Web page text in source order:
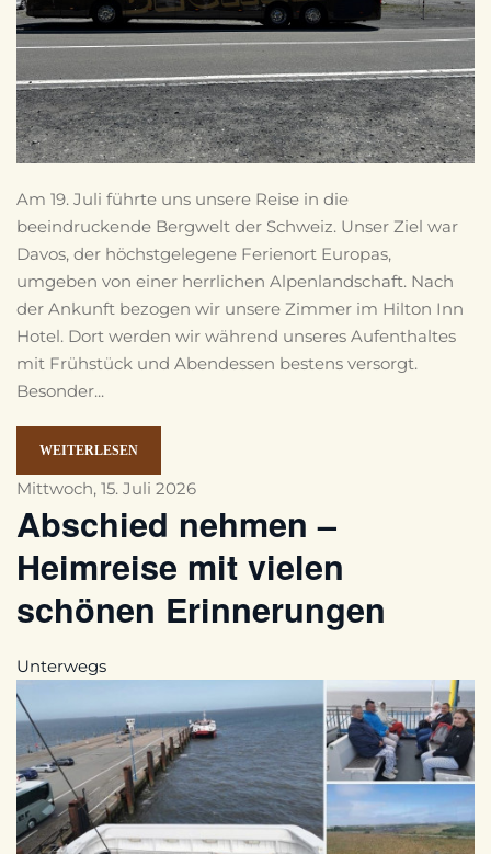
Am 19. Juli führte uns unsere Reise in die
beeindruckende Bergwelt der Schweiz. Unser Ziel war
Davos, der höchstgelegene Ferienort Europas,
umgeben von einer herrlichen Alpenlandschaft. Nach
der Ankunft bezogen wir unsere Zimmer im Hilton Inn
Hotel. Dort werden wir während unseres Aufenthaltes
mit Frühstück und Abendessen bestens versorgt.
Besonder...
WEITERLESEN
Mittwoch, 15. Juli 2026
Abschied nehmen –
Heimreise mit vielen
schönen Erinnerungen
Unterwegs